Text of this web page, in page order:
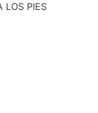
LOS PIES